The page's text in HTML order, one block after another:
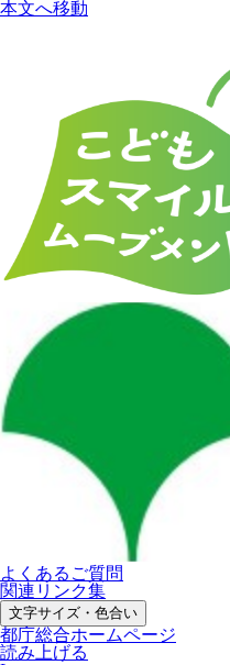
本文へ移動
よくあるご質問
関連リンク集
文字サイズ・色合い
都庁総合ホームページ
読み上げる